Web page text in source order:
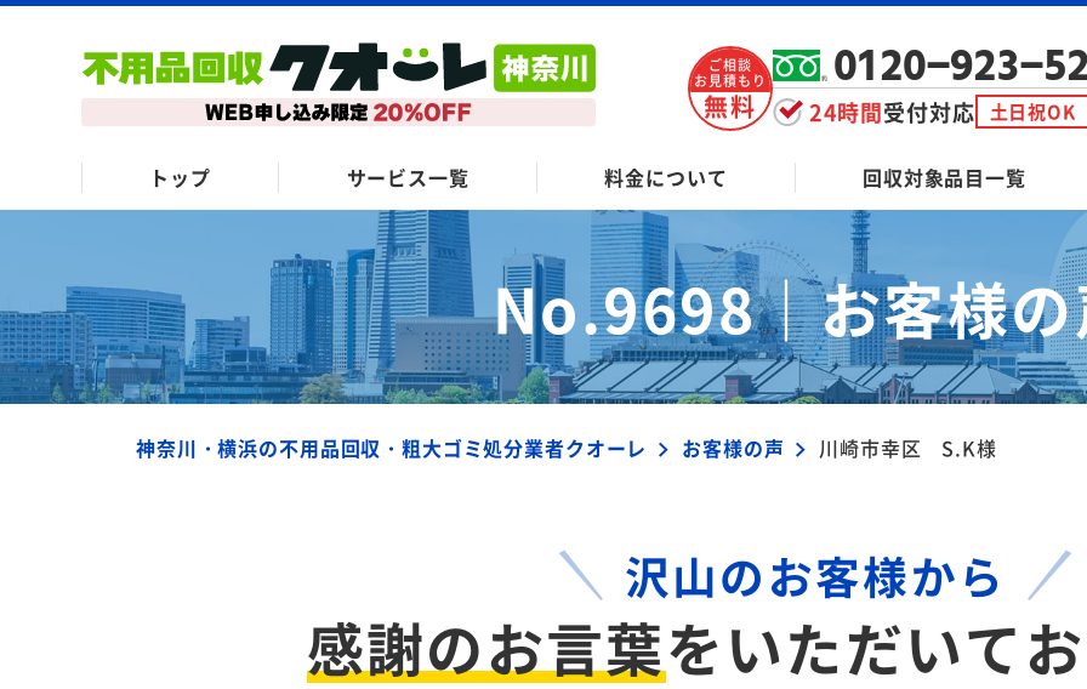
ご相談
お見積もり
無料
0120-923-
24時間受付対応 土日祝OK
トップ サービス一覧 料金について 回収対象品目一覧
No.9698｜お客様
神奈川・横浜の不用品回収・粗大ゴミ処分業者クオーレ お客様の声 川崎市幸区 S.K様
沢山のお客様から
感謝のお言葉をいただいて